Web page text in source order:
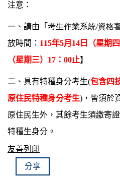
注意：
一、請由「 考生作業系統/資格
放時間： 115年5月14日（星期
（星期三）17：00止】
二、具有特種身分考生(包含四
原住民特種身分考生)，皆須於
原住民生外，其餘考生須繳寄
特種生身分。
友善列印
分享